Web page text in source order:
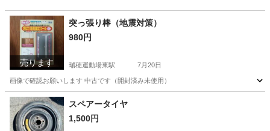
売ります
突っ張り棒（地震対策）
980円
瑞穂運動場東駅 7月20日
画像で確認お願いします 中古です（開封済み未使用）
愛知 名古屋市 瑞穂運動場東駅
スペアータイヤ
1,500円